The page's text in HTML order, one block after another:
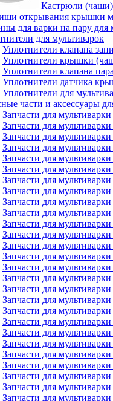
Кастрюли (чаши)
открывания крышки
для варки на пару для
для мультиварок
Уплотнители клапана
Уплотнители крышки
Уплотнители клапана
Уплотнители датчика
Уплотнители для
части и аксессуары
Запчасти для
Запчасти для
Запчасти для
Запчасти для
Запчасти для
Запчасти для
Запчасти для
Запчасти для
Запчасти для
Запчасти для
Запчасти для
Запчасти для
Запчасти для
Запчасти для
Запчасти для
Запчасти для
Запчасти для
Запчасти для
Запчасти для
Запчасти для
Запчасти для
Запчасти для
Запчасти для
Запчасти для
Запчасти для
Запчасти для
Запчасти для